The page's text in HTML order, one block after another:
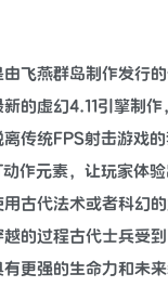
由飞燕群岛制作发行
的虚幻4.11引擎制
传统FPS射击游戏
作元素，让玩家体
古代法术或者科幻
的过程古代士兵受
更强的生命力和未来